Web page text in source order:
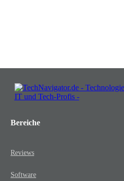
Bereiche
Reviews
Software